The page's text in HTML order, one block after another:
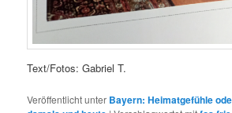
Text/Fotos: Gabriel T.
Veröffentlicht unter Bayern: Heimatgefühle